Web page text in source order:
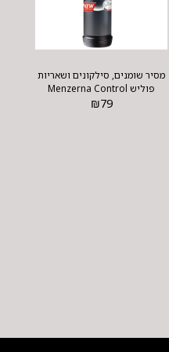
מסיר שומנים, סילקונים ושאריות
פוליש Menzerna Control
Cleaner
₪79